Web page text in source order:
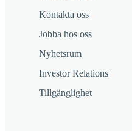
Kontakta oss
Jobba hos oss
Nyhetsrum
Investor Relations
Tillgänglighet